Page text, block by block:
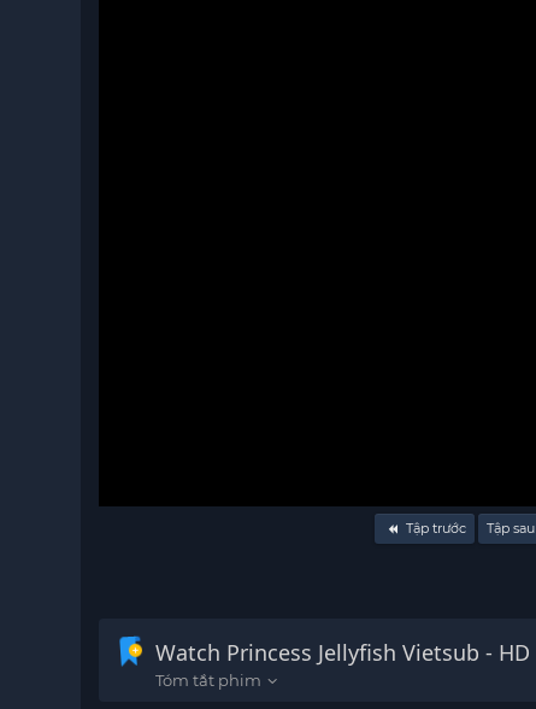
Tập trước Tập sau
Watch Princess Jellyfish Vietsub - HD